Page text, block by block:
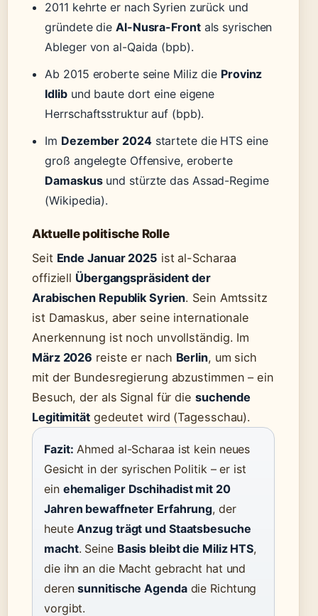
2011 kehrte er nach Syrien zurück und
gründete dieAl-Nusra-Frontals syrischen
Ableger von al-Qaida (bpb).
Ab 2015 eroberte seine Miliz die Provinz
Idlibund baute dort eine eigene
Herrschaftsstruktur auf (bpb).
Im Dezember 2024startete die HTS eine
groß angelegte Offensive, eroberte
Damaskusund stürzte das Assad-Regime
(Wikipedia).
Aktuelle politische Rolle
Seit Ende Januar 2025 ist al-Scharaa
offiziell Übergangspräsident der
Arabischen Republik Syrien. Sein Amtssitz
ist Damaskus, aber seine internationale
Anerkennung ist noch unvollständig. Im
März 2026 reiste er nach Berlin, um sich
mit der Bundesregierung abzustimmen – ein
Besuch, der als Signal für die suchende
Legitimitätgedeutet wird (Tagesschau).
Fazit: Ahmed al-Scharaa ist kein neues
Gesicht in der syrischen Politik – er ist
ein ehemaliger Dschihadist mit 20
Jahren bewaffneter Erfahrung, der
heuteAnzug trägt und Staatsbesuche
macht. Seine Basis bleibt die Miliz HTS,
die ihn an die Macht gebracht hat und
derensunnitische Agendadie Richtung
vorgibt.